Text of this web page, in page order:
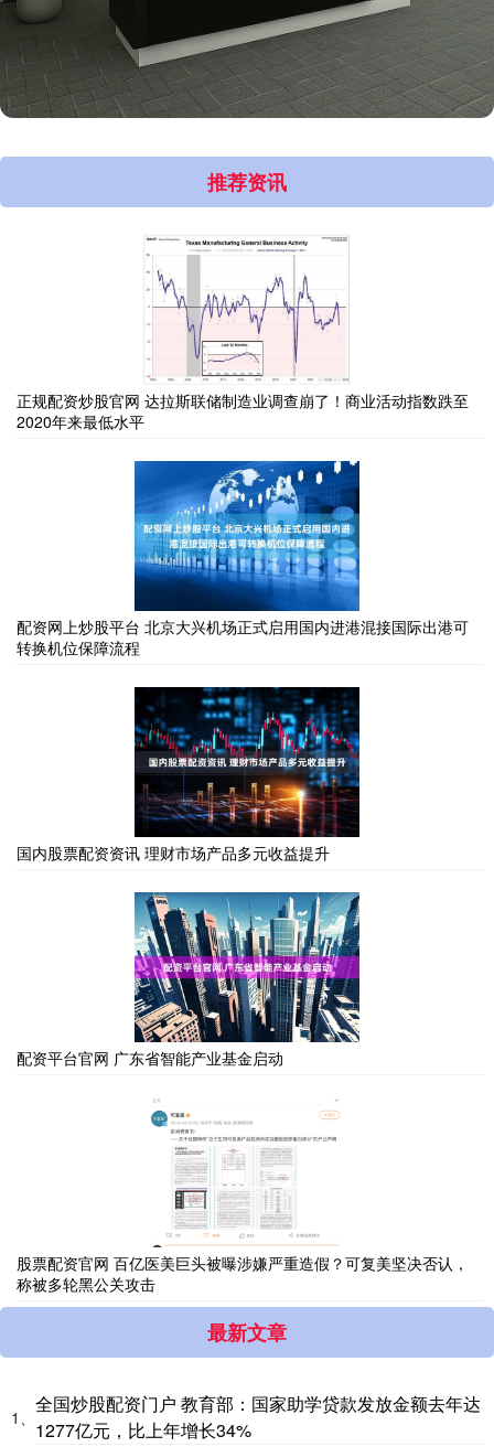
推荐资讯
正规配资炒股官网 达拉斯联储制造业调查崩了！商业活动指数跌至
2020年来最低水平
配资网上炒股平台 北京大兴机场正式启用国内进港混接国际出港可
转换机位保障流程
国内股票配资资讯 理财市场产品多元收益提升
配资平台官网 广东省智能产业基金启动
股票配资官网 百亿医美巨头被曝涉嫌严重造假？可复美坚决否认，
称被多轮黑公关攻击
最新文章
1、
全国炒股配资门户 教育部：国家助学贷款发放金额去年达
1277亿元，比上年增长34%